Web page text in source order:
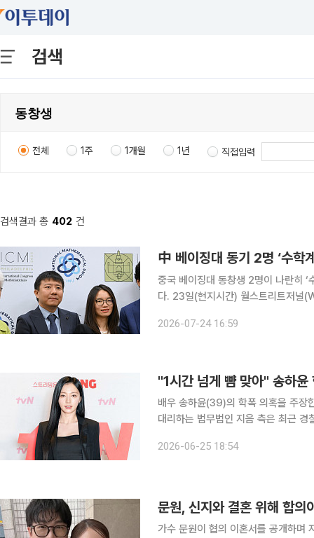
검색
전체 1주 1개월 1년 직접입력
검색결과 총 402 건
中 베이징대 동기 2명 ‘수학
중국 베이징대 동창생 2명이 나란히
다. 23일(현지시간) 월스트리트저널(WSJ) 등에 따르면 IMU는 이날 미국 필라델피아에서 열린
연구원(IHES) 교수, 존 파든(38) 미국
2026-07-24 16:59
배우 송하윤(39)의 학폭 의혹을 주장한 동
대리하는 법무법인 지음 측은 최근
2024년 4월 JTBC ‘사건반장’의 폭
2026-06-25 18:54
문원, 신지와 결혼 위해 합
가수 문원이 협의 이혼서를 공개하며 자신의 둘러싼